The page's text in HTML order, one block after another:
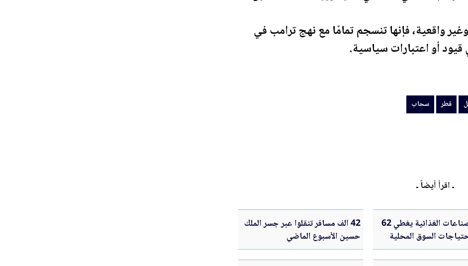
واقعية، فإنها تنسجم تمامًا مع نهجترامبفي
أو اعتبارات سياسية.
قطر سحاب
ـ اقرأ أيضاً ـ
قطاع الصناعات الغذائية يغطي 62
السوق المحلية
42 الف مسافر تنقلوا عبر جسر الملك
حسين الأسبوع الماضي